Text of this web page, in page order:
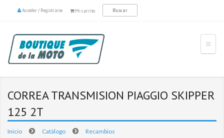
Mi carrito
Acceder/Registrarse
CORREA TRANSMISION PIAGGIO SKIPPER
125 2T
Inicio Catálogo
Recambios